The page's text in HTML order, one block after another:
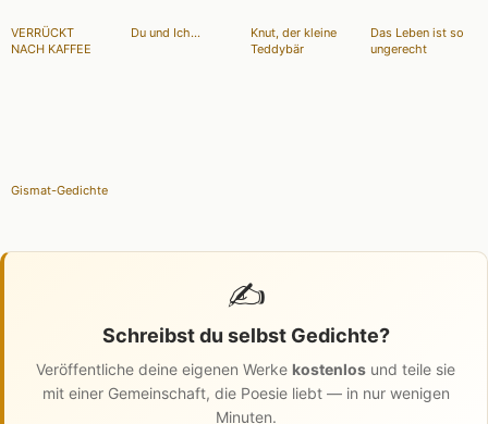
VERRÜCKT
NACH KAFFEE
Du und Ich...
Knut, der kleine
Teddybär
Das Leben ist so
ungerecht
Gismat-Gedichte
✍️
Schreibst du selbst Gedichte?
Veröffentliche deine eigenen Werke kostenlos und teile sie
mit einer Gemeinschaft, die Poesie liebt — in nur wenigen
Minuten.